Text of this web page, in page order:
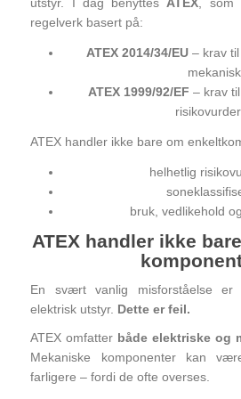
regelverk basert på:
ATEX 2014/34/EU – krav
ATEX 1999/92/EF – krav
ATEX handler ikke bare om
helhetlig
bruk, vedlikehold
ATEX handler ikke
En svært vanlig misforståelse er
elektrisk utstyr. Dette er feil.
ATEX omfatter både elektriske og
Mekaniske komponenter kan
farligere – fordi de ofte overses.